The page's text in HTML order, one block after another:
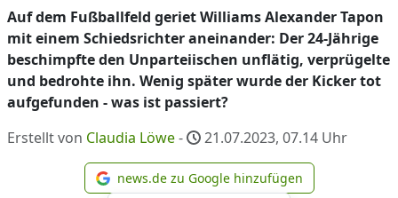
Auf dem Fußballfeld geriet Williams Alexander Tapon
mit einem Schiedsrichter aneinander: Der 24-Jährige
beschimpfte den Unparteiischen unflätig, verprügelte
und bedrohte ihn. Wenig später wurde der Kicker tot
aufgefunden - was ist passiert?
Erstellt von Claudia Löwe- 21.07.2023, 07.14 Uhr
news.de zu Google
news.de zu Google hinzufügen